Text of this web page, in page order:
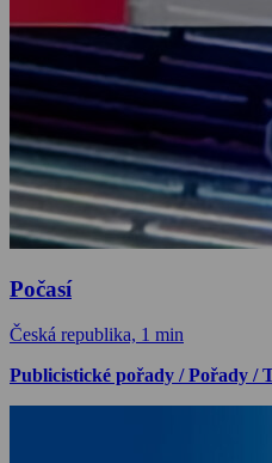
Počasí
Česká republika, 1 min
Publicistické pořady / Pořady /